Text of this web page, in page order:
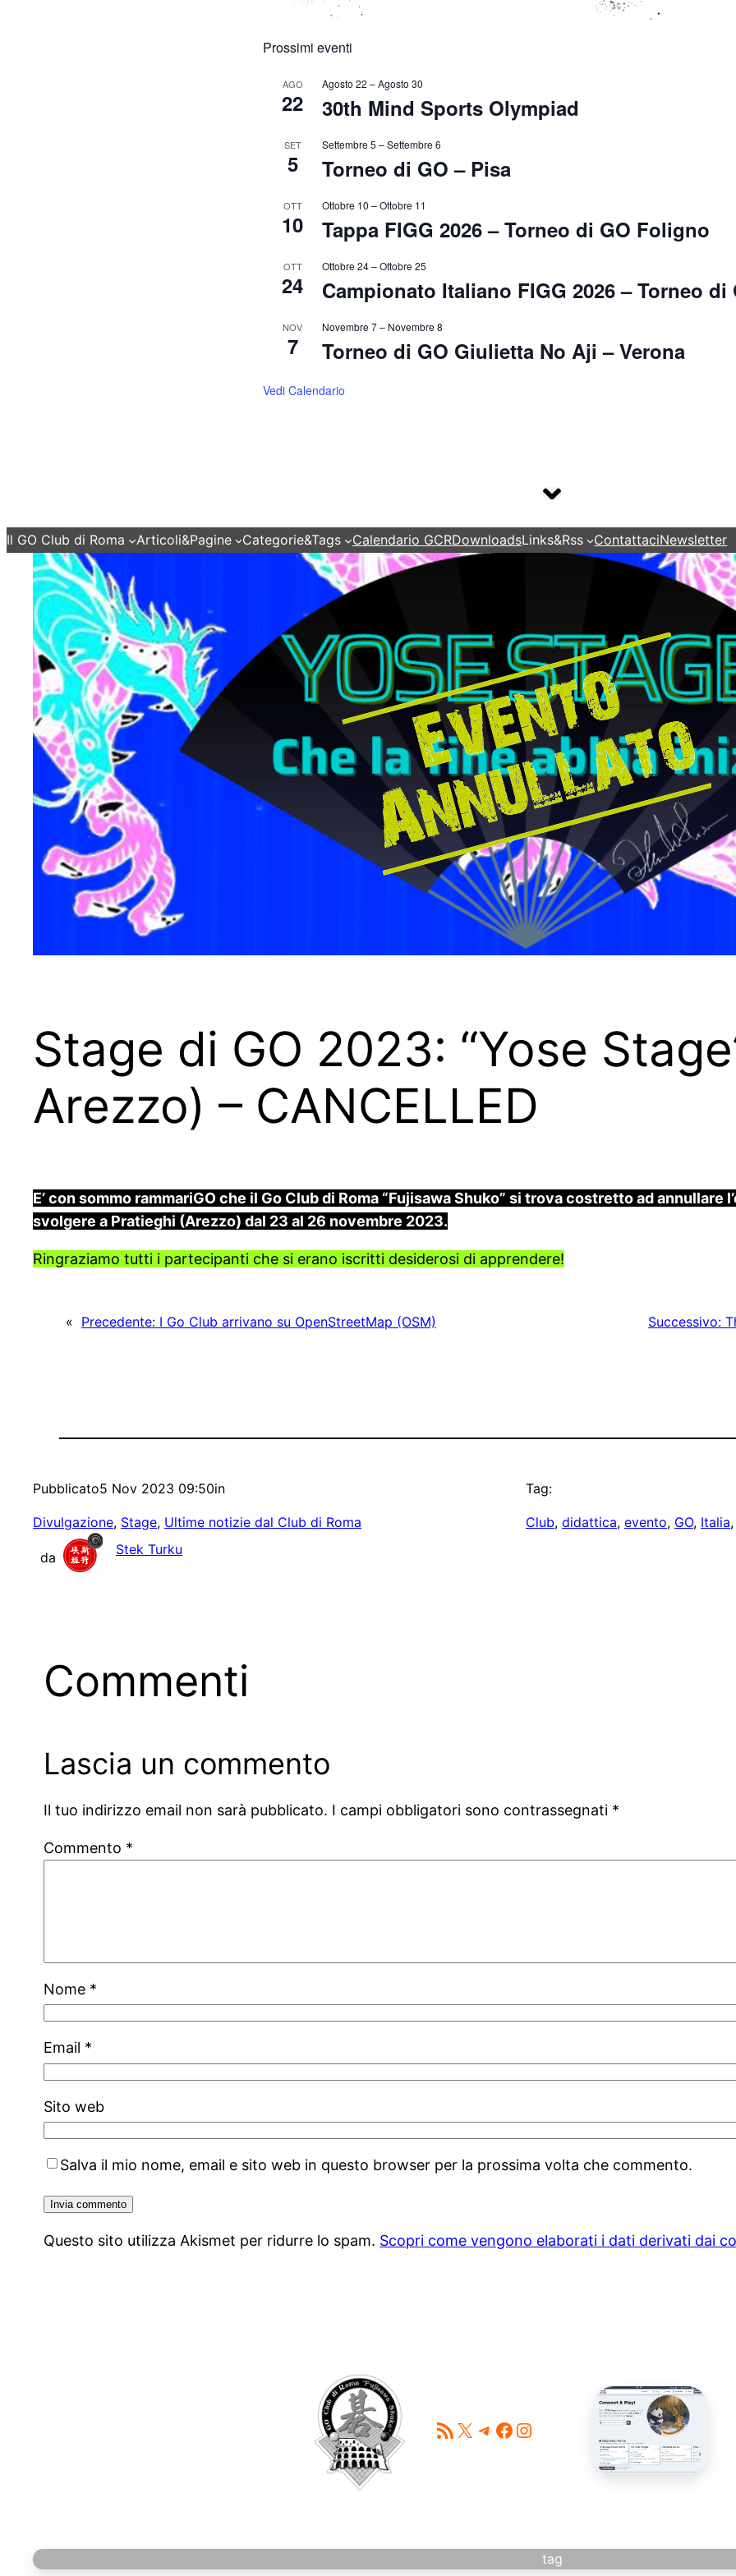
Prossimi eventi
AGO
22
Agosto 22 –Agosto 30
30th Mind Sports Olympiad
SET
5
Settembre 5 –Settembre 6
Torneo di GO – Pisa
OTT
10
Ottobre 10 –Ottobre 11
Tappa FIGG 2026 – Torneo di GO Foligno
OTT
24
Ottobre 24–Ottobre 25
Campionato Italiano FIGG 2026 – Torneo di
NOV
7
Novembre 7– Novembre 8
Torneo di GO Giulietta No Aji – Verona
Vedi Calendario
Il GO Club di Roma Articoli&Pagine Categorie&Tags Calendario GCRDownloadsLinks&Rss ContattaciNewsletter
Stage di GO 2023: “Yose
Arezzo) – CANCELLED
E’ con sommo rammariGO che il Go Club di Roma “Fujisawa Shuko” si trova costretto ad annullare
svolgere a Pratieghi (Arezzo) dal 23 al 26 novembre 2023.
Ringraziamo tutti i partecipanti che si erano iscritti desiderosi di apprendere!
« Precedente: I Go Club arrivano su OpenStreetMap (OSM) Successivo:
Pubblicato5 Nov 2023 09:50in
Divulgazione, Stage, Ultime notizie dal Club di Roma
da
Stek Turku
Tag:
Club, didattica, evento, GO, Italia,
Commenti
Lascia un commento
Il tuo indirizzo email non sarà pubblicato. I campi obbligatori sono contrassegnati *
Commento *
Nome *
Email *
Sito web
Salva il mio nome, email e sito web in questo browser per la prossima volta che commento.
Questo sito utilizza Akismet per ridurre lo spam. Scopri come vengono elaborati i dati derivati dai
Feed RSS X Telegram Facebook Instagram
tag